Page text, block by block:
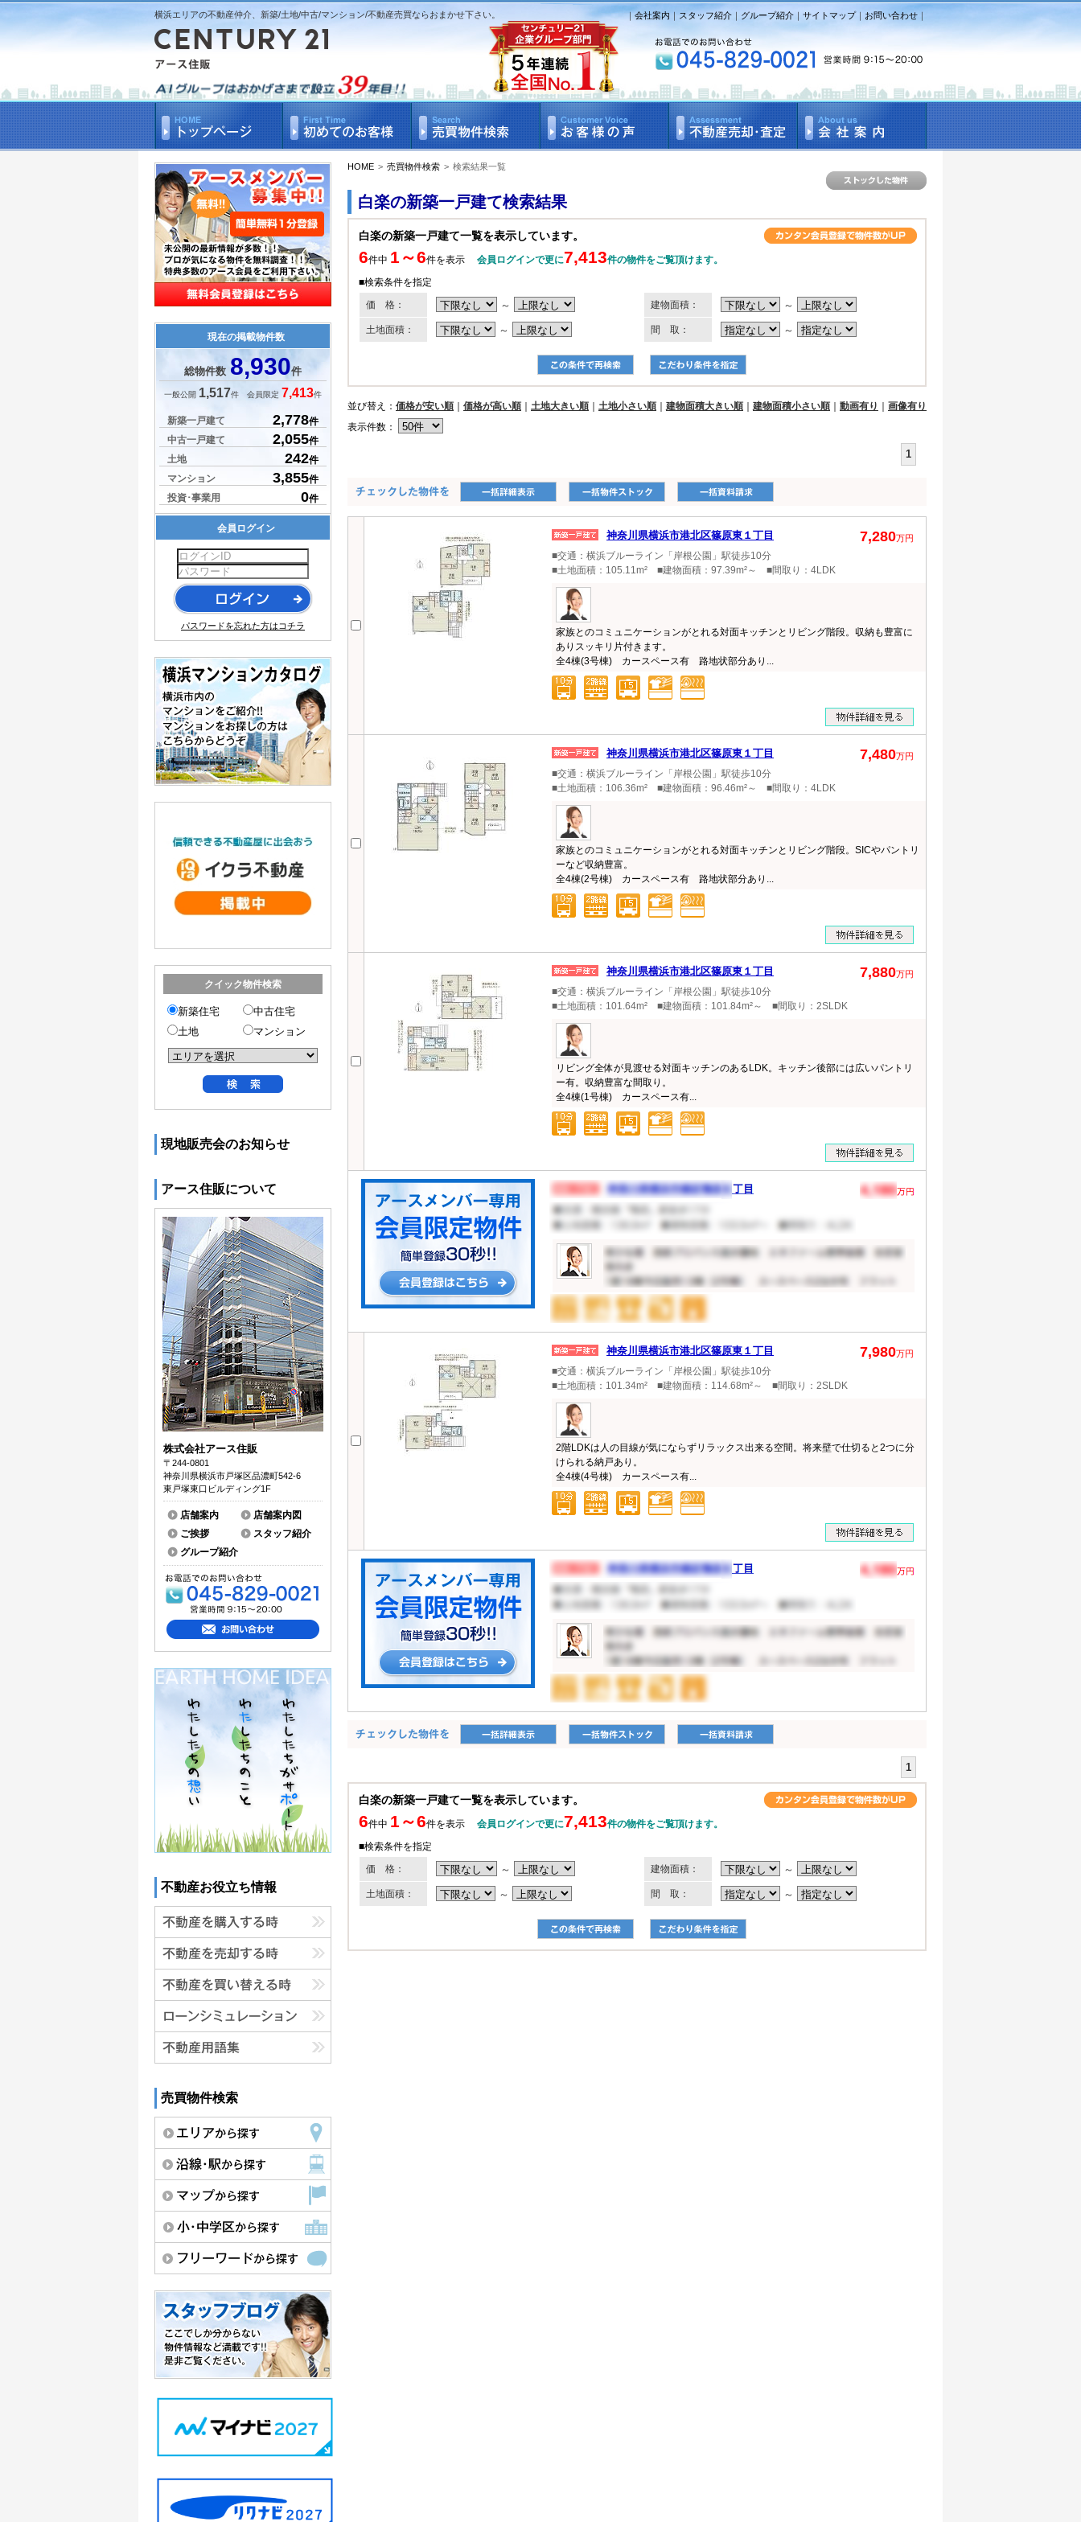
横浜エリアの不動産仲介、新築/土地/中古/マンション/不動産売買ならおまかせ下さい。 ｜会社案内 ｜スタッフ紹介 ｜ グループ紹介 ｜ サイトマップ｜ お問い合わせ ｜
HOME > 売買物件検索 > 検索結果一覧
白楽の新築一戸建て検索結果
白楽の新築一戸建て一覧を表示しています。
6件中 1～6件を表示 会員ログインで更に7,413件の物件をご覧頂けます。
■検索条件を指定
価 格：
～ 建物面積： ～
土地面積： ～ 間 取： ～
並び替え： 価格が安い順 価格が高い順 土地大きい順 土地小さい順 建物面積大きい順 建物面積小さい順 動画有り
画像有り
表示件数：
1
神奈川県横浜市港北区篠原東１丁目 7,280万円
■交通：横浜ブルーライン「岸根公園」駅徒歩10分
■土地面積：105.11m² ■建物面積：97.39m²～ ■間取り：4LDK
家族とのコミュニケーションがとれる対面キッチンとリビング階段。収納も豊富に
ありスッキリ片付きます。
全4棟(3号棟) カースペース有 路地状部分あり...
神奈川県横浜市港北区篠原東１丁目 7,480万円
■交通：横浜ブルーライン「岸根公園」駅徒歩10分
■土地面積：106.36m² ■建物面積：96.46m²～ ■間取り：4LDK
家族とのコミュニケーションがとれる対面キッチンとリビング階段。SICやパントリ
ーなど収納豊富。
全4棟(2号棟) カースペース有 路地状部分あり...
神奈川県横浜市港北区篠原東１丁目 7,880万円
■交通：横浜ブルーライン「岸根公園」駅徒歩10分
■土地面積：101.64m² ■建物面積：101.84m²～ ■間取り：2SLDK
リビング全体が見渡せる対面キッチンのあるLDK。キッチン後部には広いパントリ
ー有。収納豊富な間取り。
全4棟(1号棟) カースペース有...
神奈川県横浜市港北区篠原東１丁目 7,980万円
■交通：横浜ブルーライン「岸根公園」駅徒歩10分
■土地面積：101.34m² ■建物面積：114.68m²～ ■間取り：2SLDK
2階LDKは人の目線が気にならずリラックス出来る空間。将来壁で仕切ると2つに分
けられる納戸あり。
全4棟(4号棟) カースペース有...
1
白楽の新築一戸建て一覧を表示しています。
6件中 1～6件を表示 会員ログインで更に7,413件の物件をご覧頂けます。
■検索条件を指定
価 格：
～ 建物面積： ～
土地面積： ～ 間 取： ～
現在の掲載物件数
総物件数 8,930件
一般公開 1,517件 会員限定 7,413件
新築一戸建て 2,778件
中古一戸建て
2,055件
土地
242件
マンション
3,855件
投資･事業用
0件
会員ログイン
パスワードを忘れた方はコチラ
クイック物件検索
新築住宅
中古住宅
土地
マンション
現地販売会のお知らせ
アース住販について
株式会社アース住販
〒244-0801
神奈川県横浜市戸塚区品濃町542-6
東戸塚東口ビルディング1F
店舗案内
店舗案内図
ご挨拶
スタッフ紹介
グループ紹介
不動産お役立ち情報
売買物件検索